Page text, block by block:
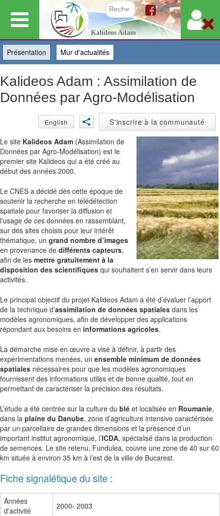
Aller
au
contenu
principal
Kalideos Adam
Présentation (onglet actif)
Mur d'actualités
Kalideos Adam : Assimilation de
Données par Agro-Modélisation
English
S'inscrire à la communauté
Le site Kalideos Adam (Assimilation de
Données par Agro-Modélisation) est le
premier site Kalideos qui a été créé au
début des années 2000.
Le CNES a décidé dès cette époque de
soutenir la recherche en télédétection
spatiale pour favoriser la diffusion et
l'usage de ces données en rassemblant,
sur des sites choisis pour leur intérêt
thématique, un grand nombre d’images
en provenance de différents capteurs,
afin de les mettre gratuitement à la
disposition des scientifiques qui souhaitent s’en servir dans leurs
activités.
Le principal objectif du projet Kalideos Adam a été d’évaluer l’apport
de la technique d’assimilation de données spatiales dans les
modèles agronomiques, afin de développer des applications
répondant aux besoins en informations agricoles.
La démarche mise en œuvre a visé à définir, à partir des
expérimentations menées, un ensemble minimum de données
spatiales nécessaires pour que les modèles agronomiques
fournissent des informations utiles et de bonne qualité, tout en
permettant de caractériser la précision des résultats.
L’étude a été centrée sur la culture du blé et localisée en Roumanie,
dans la plaine du Danube, zone d’agriculture intensive caractérisée
par un parcellaire de grandes dimensions et la présence d’un
important institut agronomique, l’ICDA, spécialisé dans la production
de semences. Le site retenu, Fundulea, couvre une zone de 40 sur 60
km située à environ 35 km à l’est de la ville de Bucarest.
Fiche signalétique du site :
Années
d'activité
2000- 2003